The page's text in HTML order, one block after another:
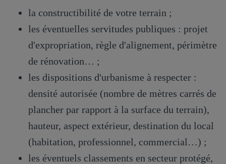
la constructibilité de votre terrain ;
les éventuelles servitudes publiques : projet
d'expropriation, règle d'alignement, périmètre
de rénovation… ;
les dispositions d'urbanisme à respecter :
densité autorisée (nombre de mètres carrés de
plancher par rapport à la surface du terrain),
hauteur, aspect extérieur, destination du local
(habitation, professionnel, commercial…) ;
les éventuels classements en secteur protégé,